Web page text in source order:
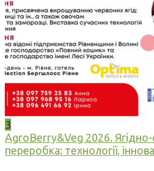
3
AgroBerry&Veg 2026. Ягідно-
переробка: технології,